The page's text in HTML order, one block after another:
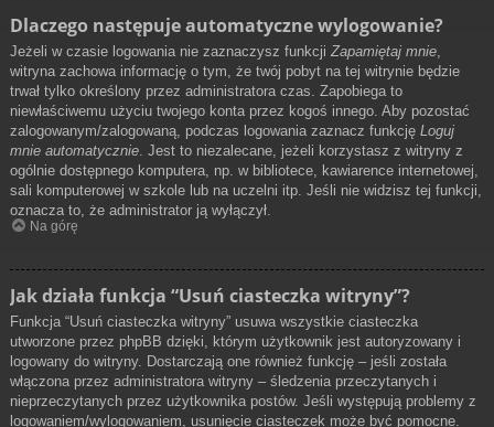
Dlaczego następuje automatyczne wylogowanie?
Jeżeli w czasie logowania nie zaznaczysz funkcji Zapamiętaj mnie,
witryna zachowa informację o tym, że twój pobyt na tej witrynie będzie
trwał tylko określony przez administratora czas. Zapobiega to
niewłaściwemu użyciu twojego konta przez kogoś innego. Aby pozostać
zalogowanym/zalogowaną, podczas logowania zaznacz funkcję Loguj
mnie automatycznie. Jest to niezalecane, jeżeli korzystasz z witryny z
ogólnie dostępnego komputera, np. w bibliotece, kawiarence internetowej,
sali komputerowej w szkole lub na uczelni itp. Jeśli nie widzisz tej funkcji,
oznacza to, że administrator ją wyłączył.
Na górę
Jak działa funkcja “Usuń ciasteczka witryny”?
Funkcja “Usuń ciasteczka witryny” usuwa wszystkie ciasteczka
utworzone przez phpBB dzięki, którym użytkownik jest autoryzowany i
logowany do witryny. Dostarczają one również funkcję – jeśli została
włączona przez administratora witryny – śledzenia przeczytanych i
nieprzeczytanych przez użytkownika postów. Jeśli występują problemy z
logowaniem/wylogowaniem, usunięcie ciasteczek może być pomocne.